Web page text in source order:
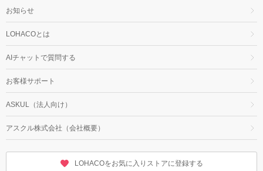
お知らせ
LOHACOとは
AIチャットで質問する
お客様サポート
ASKUL（法人向け）
アスクル株式会社（会社概要）
LOHACOをお気に入りストアに登録する